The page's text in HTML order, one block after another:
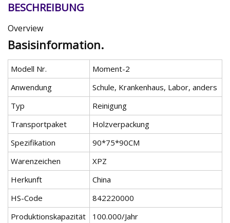
BESCHREIBUNG
Overview
Basisinformation.
Modell Nr.
Moment-2
Anwendung
Schule, Krankenhaus, Labor, anders
Typ
Reinigung
Transportpaket
Holzverpackung
Spezifikation
90*75*90CM
Warenzeichen
XPZ
Herkunft
China
HS-Code
842220000
Produktionskapazität
100.000/Jahr